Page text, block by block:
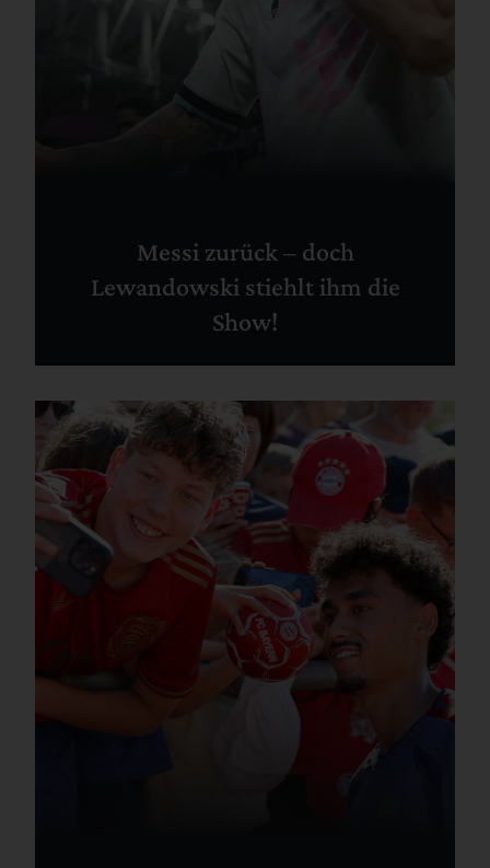
Messi zurück – doch
Lewandowski stiehlt ihm die
Show!